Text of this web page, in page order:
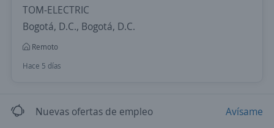
TOM-ELECTRIC
Bogotá, D.C., Bogotá, D.C.
Remoto
Hace 5 días
Nuevas ofertas de empleo Avísame